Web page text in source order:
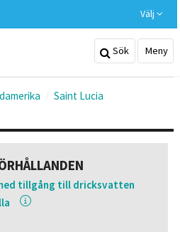
Välj
Sök Meny
Saint Lucia
tillgång till dricksvatten